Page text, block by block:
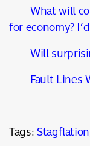
What will
for economy?
Will
Fault Lines
Tags:Stagflation